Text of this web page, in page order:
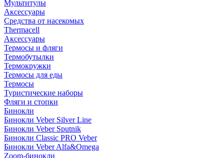
Мультитулы
Аксессуары
Средства от насекомых
Thermacell
Аксессуары
Термосы и фляги
Термобутылки
Термокружки
Термосы для еды
Термосы
Туристические наборы
Фляги и стопки
Бинокли
Бинокли Veber Silver Line
Бинокли Veber Sputnik
Бинокли Classic PRO Veber
Бинокли Veber Alfa&Omega
Zoom-бинокли